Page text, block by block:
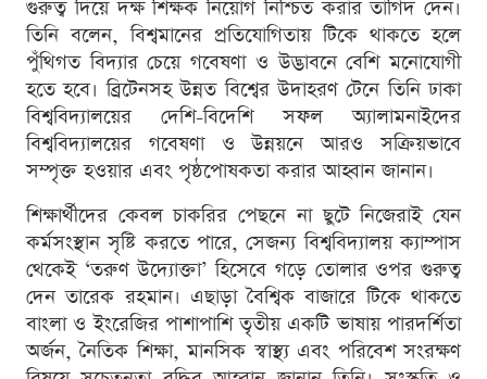
গুরুত্ব দিয়ে দক্ষ শিক্ষক নিয়োগ নিশ্চিত করার তাগিদ দেন।
তিনি বলেন, বিশ্বমানের প্রতিযোগিতায় টিকে থাকতে হলে
পুঁথিগত বিদ্যার চেয়ে গবেষণা ও উদ্ভাবনে বেশি মনোযোগী
হতে হবে। ব্রিটেনসহ উন্নত বিশ্বের উদাহরণ টেনে তিনি ঢাকা
বিশ্ববিদ্যালয়ের দেশি-বিদেশি সফল অ্যালামনাইদের
বিশ্ববিদ্যালয়ের গবেষণা ও উন্নয়নে আরও সক্রিয়ভাবে
সম্পৃক্ত হওয়ার এবং পৃষ্ঠপোষকতা করার আহ্বান জানান।
শিক্ষার্থীদের কেবল চাকরির পেছনে না ছুটে নিজেরাই যেন
কর্মসংস্থান সৃষ্টি করতে পারে, সেজন্য বিশ্ববিদ্যালয় ক্যাম্পাস
থেকেই ‘তরুণ উদ্যোক্তা’ হিসেবে গড়ে তোলার ওপর গুরুত্ব
দেন তারেক রহমান। এছাড়া বৈশ্বিক বাজারে টিকে থাকতে
বাংলা ও ইংরেজির পাশাপাশি তৃতীয় একটি ভাষায় পারদর্শিতা
অর্জন, নৈতিক শিক্ষা, মানসিক স্বাস্থ্য এবং পরিবেশ সংরক্ষণ